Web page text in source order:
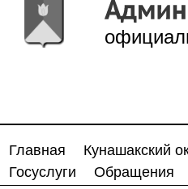
Главная Кунашакский
Госуслуги
Обращения